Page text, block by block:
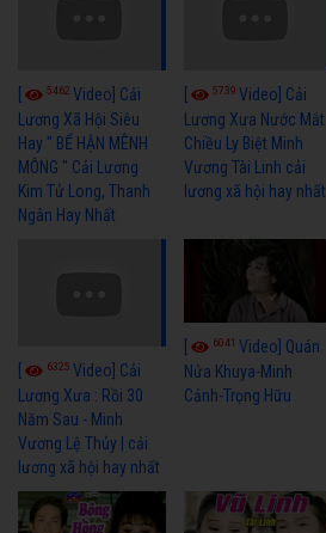
5462 Video] Cải
Lương Xã Hội Siêu
Hay " BỂ HẬN MÊNH
MÔNG " Cải Lương
Kim Tử Long, Thanh
Ngân Hay Nhất
5739Video] Cải
Lương Xưa Nước Mắt
Chiều Ly Biệt Minh
Vương Tài Linh cải
lương xã hội hay nhất
6325 Video] Cải
Lương Xưa : Rồi 30
Năm Sau - Minh
Vương Lệ Thủy | cải
lương xã hội hay nhất
6041Video] Quán
Nửa Khuya-Minh
Cảnh-Trọng Hữu